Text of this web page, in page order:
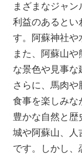
まざまなジャ
利益のあるとい
す。阿蘇神社や
また、阿蘇山
な景色や見事な
さらに、馬肉
食事を楽しみな
豊かな自然と歴
城や阿蘇山、人
です。しかし、